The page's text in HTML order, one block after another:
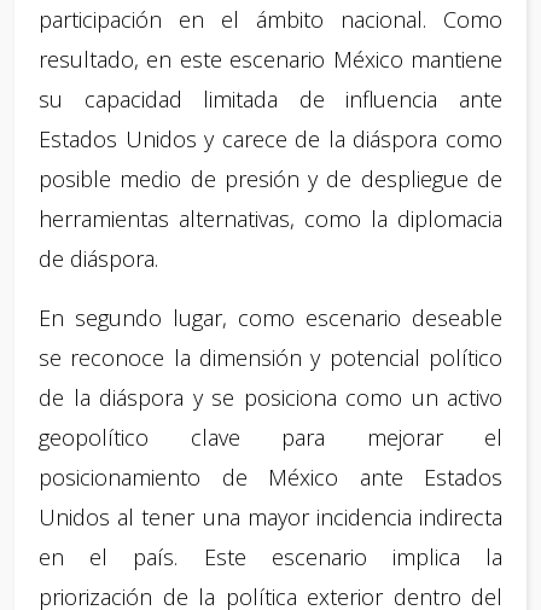
participación en el ámbito nacional. Como
resultado, en este escenario México mantiene
su capacidad limitada de influencia ante
Estados Unidos y carece de la diáspora como
posible medio de presión y de despliegue de
herramientas alternativas, como la diplomacia
de diáspora.
En segundo lugar, como escenario deseable
se reconoce la dimensión y potencial político
de la diáspora y se posiciona como un activo
geopolítico clave para mejorar el
posicionamiento de México ante Estados
Unidos al tener una mayor incidencia indirecta
en el país. Este escenario implica la
priorización de la política exterior dentro del